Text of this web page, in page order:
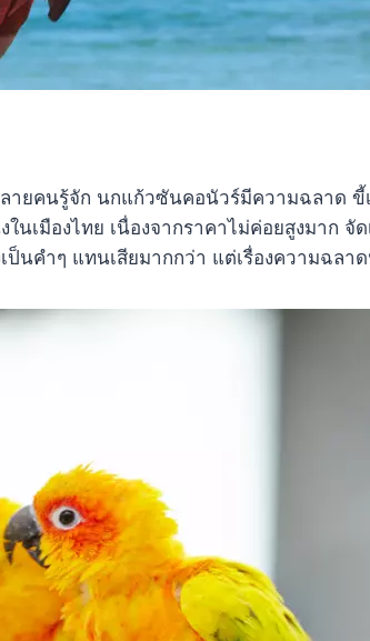
คนรู้จัก นกแก้วซันคอนัวร์มีความฉลาด ขี้
มืองไทย เนื่องจากราคาไม่ค่อยสูงมาก จั
ป็นคำๆ แทนเสียมากกว่า แต่เรื่องความฉ